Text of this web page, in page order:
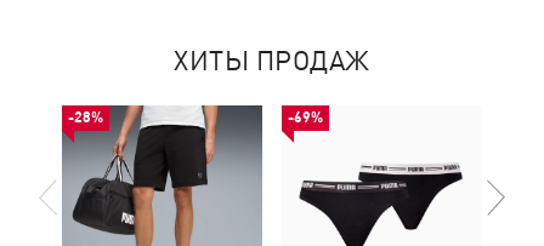
ХИТЫ ПРОДАЖ
-28% -69%